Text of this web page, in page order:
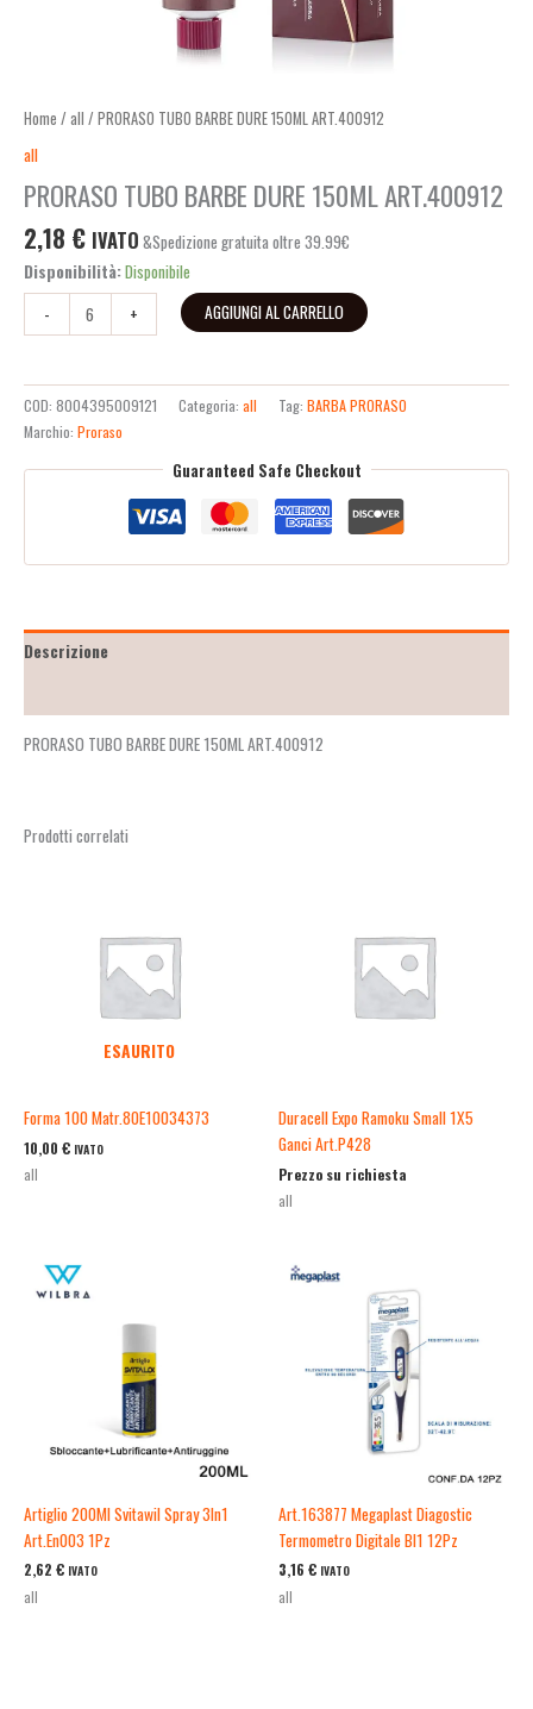
Home / all / PRORASO TUBO BARBE DURE 150ML ART.400912
all
PRORASO TUBO BARBE DURE 150ML ART.400912
2,18 € IVATO &Spedizione gratuita oltre 39.99€
Disponibilità:Disponibile
-
+ AGGIUNGI AL CARRELLO
COD: 8004395009121 Categoria: all Tag: BARBA PRORASO
Marchio: Proraso
Guaranteed Safe Checkout
Descrizione
PRORASO TUBO BARBE DURE 150ML ART.400912
Prodotti correlati
ESAURITO
Forma 100 Matr.80E10034373
10,00 € IVATO
all
Duracell Expo Ramoku Small 1X5
Ganci Art.P428
Prezzo su richiesta
all
Artiglio 200Ml Svitawil Spray 3In1
Art.En003 1Pz
2,62 € IVATO
all
Art.163877 Megaplast Diagostic
Termometro Digitale Bl1 12Pz
3,16 € IVATO
all